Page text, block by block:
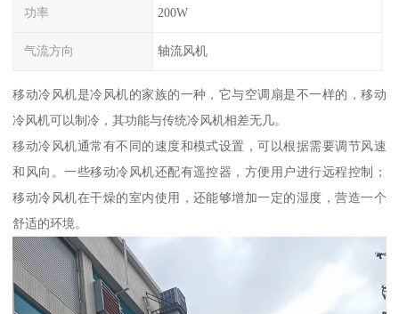
功率 200W
气流方向 轴流风机
移动冷风机是冷风机的家族的一种，它与空调扇是不一样的，移动
冷风机可以制冷，其功能与传统冷风机相差无几。
移动冷风机通常有不同的速度和模式设置，可以根据需要调节风速
和风向。一些移动冷风机还配有遥控器，方便用户进行远程控制；
移动冷风机在干燥的室内使用，还能够增加一定的湿度，营造一个
舒适的环境。